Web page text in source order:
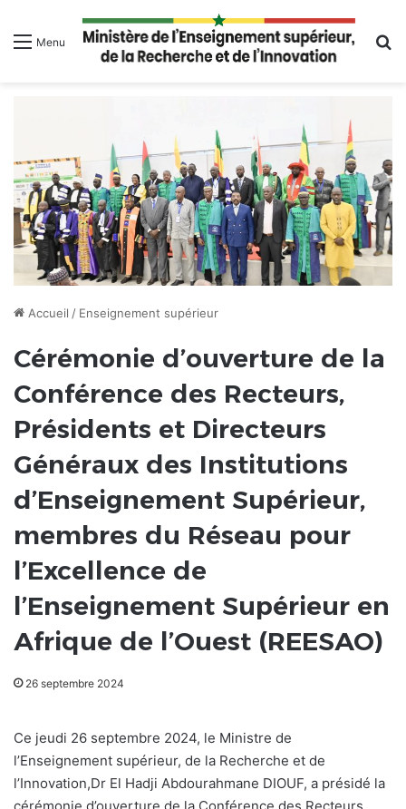
Menu
Accueil / Enseignement supérieur
Cérémonie d’ouverture de la
Conférence des Recteurs,
Présidents et Directeurs
Généraux des Institutions
d’Enseignement Supérieur,
membres du Réseau pour
l’Excellence de
l’Enseignement Supérieur en
Afrique de l’Ouest (REESAO)
26 septembre 2024
Ce jeudi 26 septembre 2024, le Ministre de
l’Enseignement supérieur, de la Recherche et de
l’Innovation,Dr El Hadji Abdourahmane DIOUF, a présidé la
cérémonie d’ouverture de la Conférence des Recteurs,